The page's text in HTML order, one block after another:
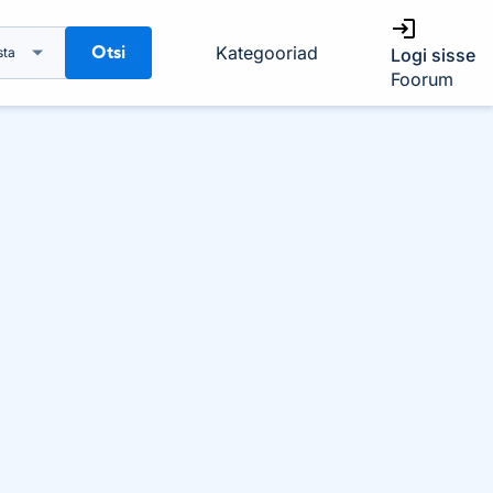
Otsi Kategooriad
Logi sisse
Foorum